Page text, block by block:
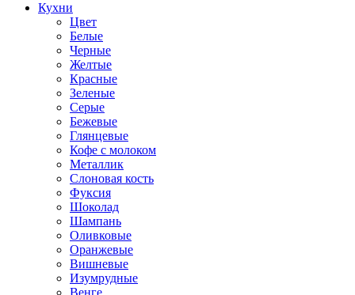
Кухни
Цвет
Белые
Черные
Желтые
Красные
Зеленые
Серые
Бежевые
Глянцевые
Кофе с молоком
Металлик
Слоновая кость
Фуксия
Шоколад
Шампань
Оливковые
Оранжевые
Вишневые
Изумрудные
Венге